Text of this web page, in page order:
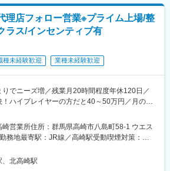
スクワークやその日に納品する物の積み込
動再開
時のお客さまからの質問や問合せ等を処理。
名は女性)
5名在籍しており、平均年齢は38歳です。
として事務の方は女性5名で、連携して仕事をし
契約を締結していただいているお客様に定期的
を確認調整する業務
契約の有無に関わらず全ての機械トラブルに対
導入する際の導入設置作業
に関する書類作成（保守契約更新、修理履歴・
）
】
ち上りが可能となっております。
スのIoT製品や医療システムに触れる事が可能で
識だけでなくメンテナンススキルも習得可能な
可能です。
理店フォロー営業※プライム上場/整
ラス/インセンティブ有
種未経験歓迎 業種未経験歓迎
りでニーズ増／残業月20時間程度年休120日／
！ハイプレイヤーの方だと40～50万円／月のイ
行うリーディングカンパニーです。
いて：浄水した水を電気分解し<電解水素水>
事により胃腸症状改善の効果等が認められ管理
されており、コア技術による高い製品力が特
崎営業所住所：群馬県高崎市八島町58-1 ウエス
務地最寄駅：JR線／高崎駅受動喫煙対策：屋
範囲：会社の定める事業所
、北高崎駅